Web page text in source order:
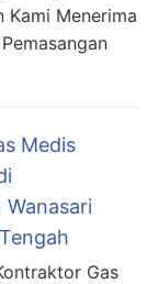
Kami Menerima
Medis
Gas